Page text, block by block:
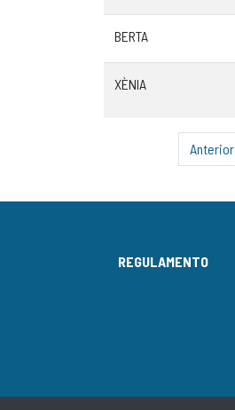
BERTA
XÈNIA
Anterior
REGULAMENTO